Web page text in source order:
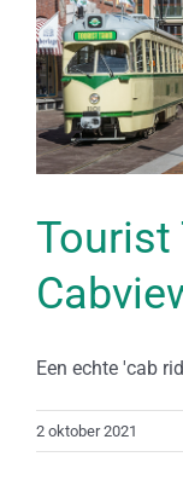
Tourist
Een echte 'cab
2 oktober 2021